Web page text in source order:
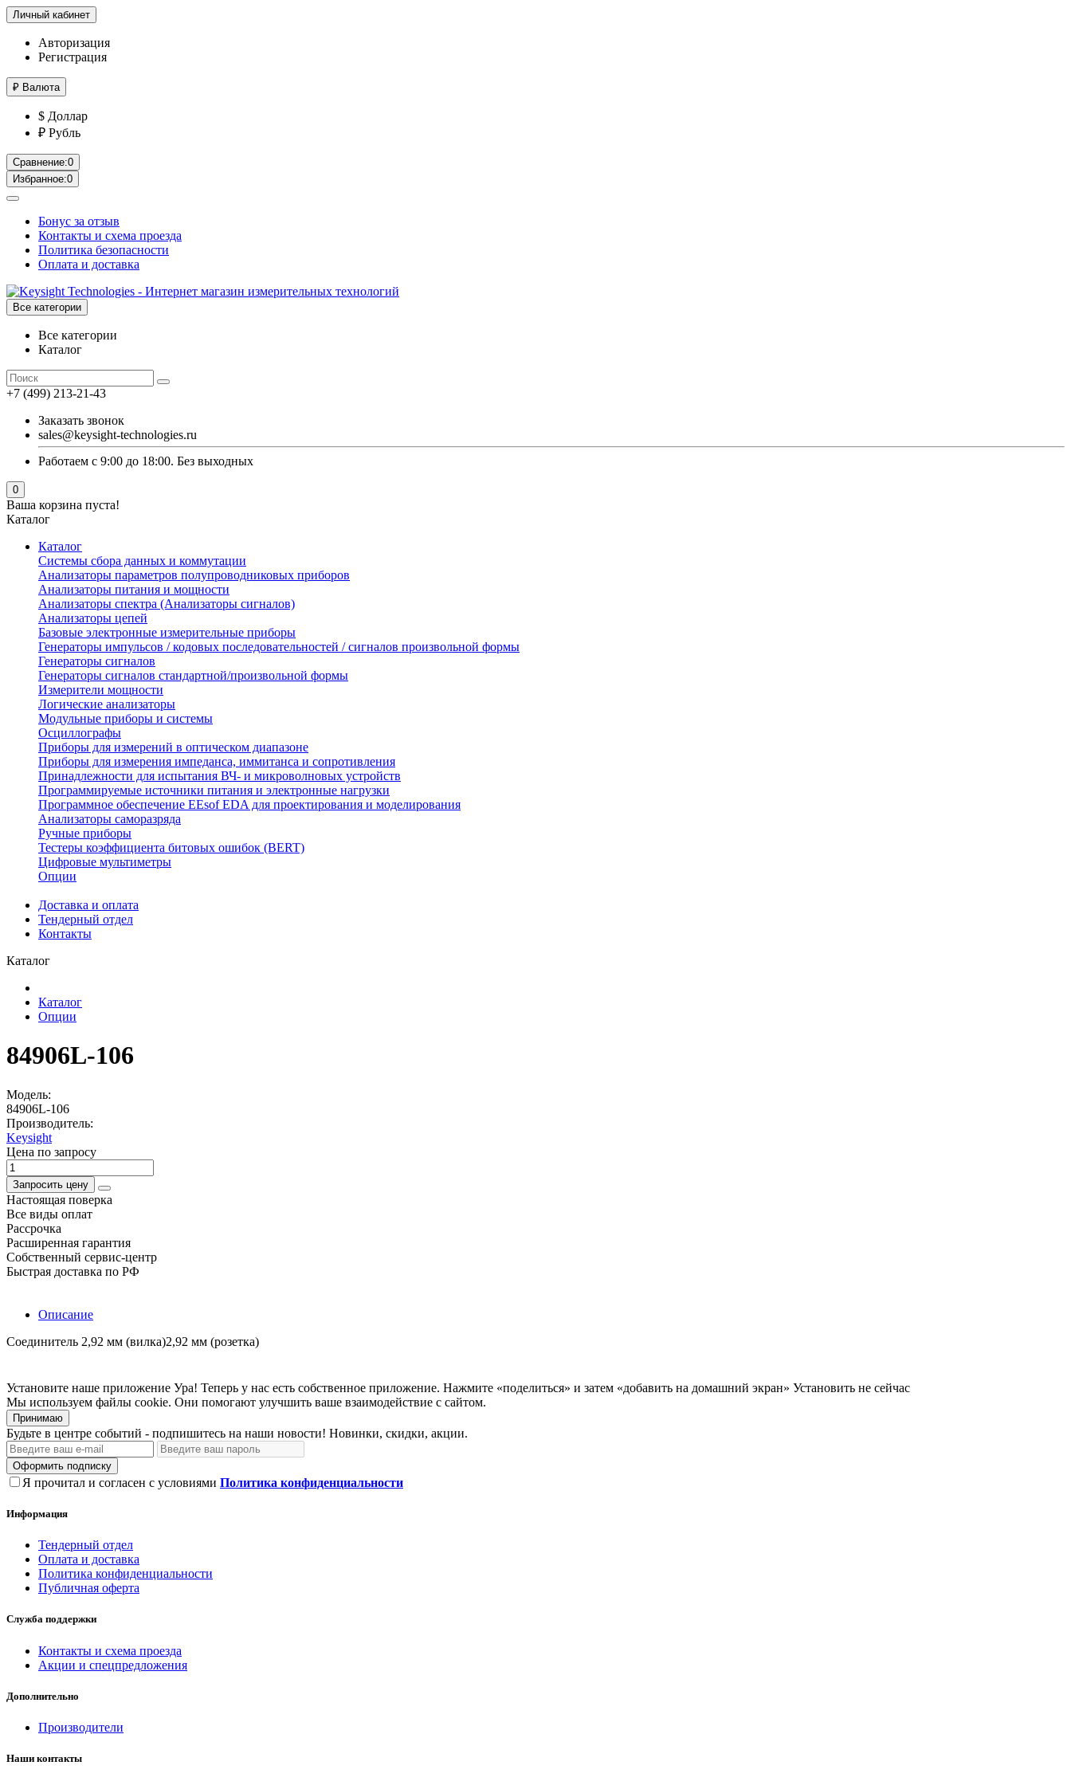
Личный кабинет
Авторизация
Регистрация
₽ Валюта
$ Доллар
₽ Рубль
Сравнение:0
Избранное:0
Бонус за отзыв
Контакты и схема проезда
Политика безопасности
Оплата и доставка
Все категории
Все категории
Каталог
+7 (499) 213-21-43
Заказать звонок
sales@keysight-technologies.ru
Работаем с 9:00 до 18:00. Без выходных
0
Ваша корзина пуста!
Каталог
Каталог
Cистемы сбора данных и коммутации
Анализаторы параметров полупроводниковых приборов
Анализаторы питания и мощности
Анализаторы спектра (Анализаторы сигналов)
Анализаторы цепей
Базовые электронные измерительные приборы
Генераторы импульсов / кодовых последовательностей / сигналов произвольной формы
Генераторы сигналов
Генераторы сигналов стандартной/произвольной формы
Измерители мощности
Логические анализаторы
Модульные приборы и системы
Осциллографы
Приборы для измерений в оптическом диапазоне
Приборы для измерения импеданса, иммитанса и сопротивления
Принадлежности для испытания ВЧ- и микроволновых устройств
Программируемые источники питания и электронные нагрузки
Программное обеспечение EEsof EDA для проектирования и моделирования
Анализаторы саморазряда
Ручные приборы
Тестеры коэффициента битовых ошибок (BERT)
Цифровые мультиметры
Опции
Доставка и оплата
Тендерный отдел
Контакты
Каталог
Каталог
Опции
84906L-106
Модель:
84906L-106
Производитель:
Keysight
Цена по запросу
Запросить цену
Настоящая поверка
Все виды оплат
Рассрочка
Расширенная гарантия
Собственный сервис-центр
Быстрая доставка по РФ
Описание
Соединитель 2,92 мм (вилка)2,92 мм (розетка)
Установите наше приложение Ура! Теперь у нас есть собственное приложение. Нажмите «поделиться» и затем «добавить на домашний экран» Установить не сейчас
Мы используем файлы cookie. Они помогают улучшить ваше взаимодействие с сайтом.
Принимаю
Будьте в центре событий - подпишитесь на наши новости! Новинки, скидки, акции.
Оформить подписку
Я прочитал и согласен с условиями Политика конфиденциальности
Информация
Тендерный отдел
Оплата и доставка
Политика конфиденциальности
Публичная оферта
Служба поддержки
Контакты и схема проезда
Акции и спецпредложения
Дополнительно
Производители
Наши контакты